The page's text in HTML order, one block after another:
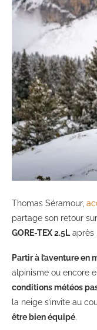
Thomas Séramour,
partage son retour
GORE-TEX 2.5L après
Partir à l’aventure en
alpinisme ou encore
conditions météos
la neige s’invite au
être bien équipé.